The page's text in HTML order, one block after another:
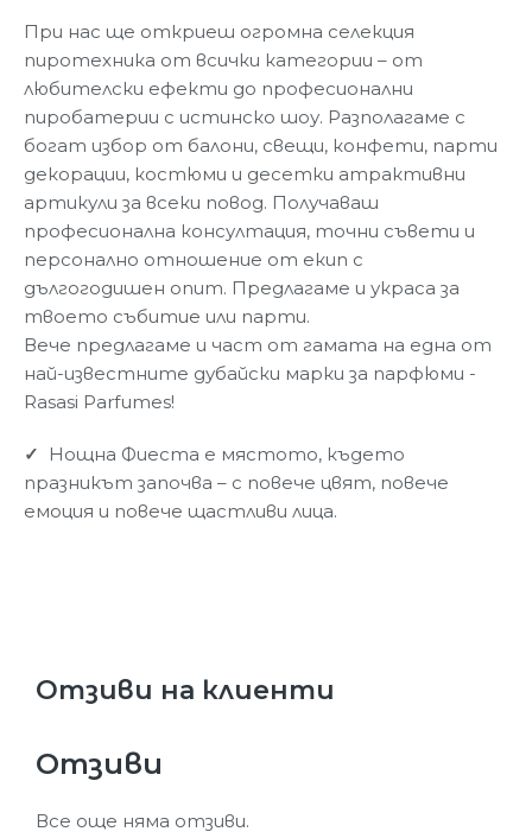
При нас ще откриеш огромна селекция
пиротехника от всички категории – от
любителски ефекти до професионални
пиробатерии с истинско шоу. Разполагаме с
богат избор от балони, свещи, конфети, парти
декорации, костюми и десетки атрактивни
артикули за всеки повод. Получаваш
професионална консултация, точни съвети и
персонално отношение от екип с
дългогодишен опит. Предлагаме и украса за
твоето събитие или парти.
Вече предлагаме и част от гамата на една от
най-известните дубайски марки за парфюми -
Rasasi Parfumes!
✓
Нощна Фиеста е мястото, където
празникът започва – с повече цвят, повече
емоция и повече щастливи лица.
Отзиви на клиенти
Отзиви
Все още няма отзиви.